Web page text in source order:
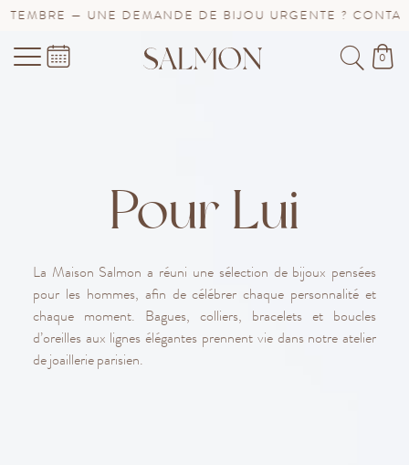
— UNE DEMANDE DE BIJOU URGENTE ?
0
Pour Lui
La Maison Salmon a réuni une sélection de bijoux pensées
pour les hommes, afin de célébrer chaque personnalité et
chaque moment. Bagues, colliers, bracelets et boucles
d’oreilles aux lignes élégantes prennent vie dans notre atelier
de joaillerie parisien.